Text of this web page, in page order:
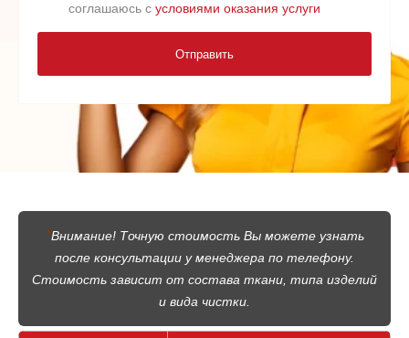
Отправить
соглашаюсь с условиями оказания услуги
*Внимание! Точную стоимость Вы можете узнать
после консультации у менеджера по телефону.
Стоимость зависит от состава ткани, типа изделий
и вида чистки.